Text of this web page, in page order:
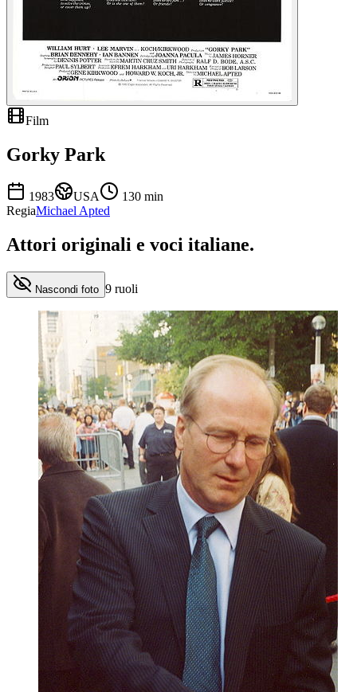
Film
Gorky Park
1983 USA 130 min
RegiaMichael Apted
Attori originali e voci italiane.
Nascondi foto 9 ruoli